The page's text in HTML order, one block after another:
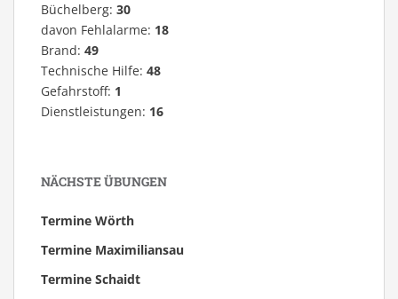
Büchelberg: 30
davon Fehlalarme: 18
Brand: 49
Technische Hilfe: 48
Gefahrstoff: 1
Dienstleistungen: 16
NÄCHSTE ÜBUNGEN
Termine Wörth
Termine Maximiliansau
Termine Schaidt